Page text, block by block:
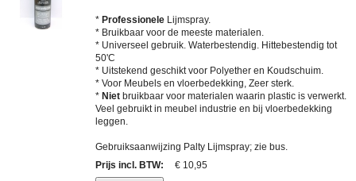
* Professionele Lijmspray.
* Bruikbaar voor de meeste materialen.
* Universeel gebruik. Waterbestendig. Hittebestendig tot
50'C
* Uitstekend geschikt voor Polyether en Koudschuim.
* Voor Meubels en vloerbedekking, Zeer sterk.
* Niet bruikbaar voor materialen waarin plastic is verwerkt.
Veel gebruikt in meubel industrie en bij vloerbedekking
leggen.
Gebruiksaanwijzing Palty Lijmspray; zie bus.
Prijs incl. BTW:
€ 10,95